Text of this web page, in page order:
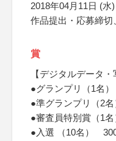
2018年04月11日 (水)
作品提出・応募締切
賞
【デジタルデータ・
●グランプリ（1名
●準グランプリ（2
●審査員特別賞（1
●入選 （10名）